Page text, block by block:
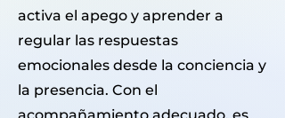
activa el apego y aprender a
regular las respuestas
emocionales desde la conciencia y
la presencia. Con el